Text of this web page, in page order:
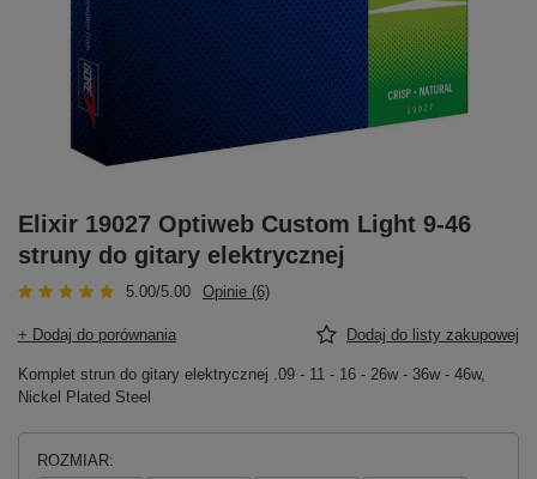
Elixir 19027 Optiweb Custom Light 9-46
struny do gitary elektrycznej
5.00/5.00 Opinie (6)
+ Dodaj do porównania Dodaj do listy zakupowej
Komplet strun do gitary elektrycznej .09 - 11 - 16 - 26w - 36w - 46w,
Nickel Plated Steel
ROZMIAR